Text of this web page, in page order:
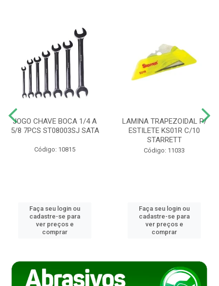
JOGO CHAVE BOCA 1/4 A
5/8 7PCS ST08003SJ SATA
Código: 10815
Faça seu login ou
cadastre-se para
ver preços e
comprar
LAMINA TRAPEZOIDAL P/
ESTILETE KS01R C/10
STARRETT
Código: 11033
Faça seu login ou
cadastre-se para
ver preços e
comprar